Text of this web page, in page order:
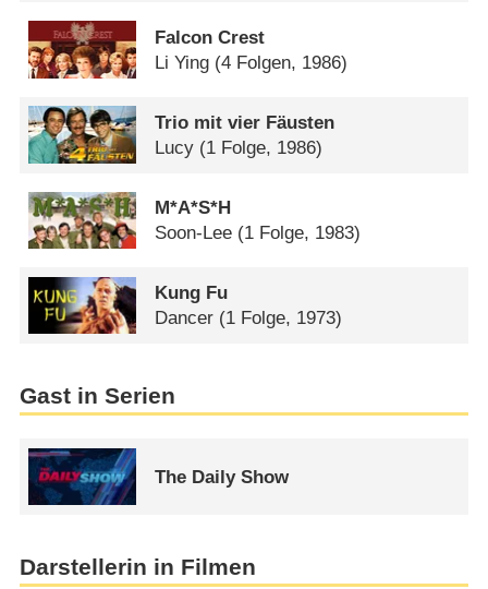
Falcon Crest
Li Ying (4 Folgen, 1986)
Trio mit vier Fäusten
Lucy (1 Folge, 1986)
M*A*S*H
Soon-Lee (1 Folge, 1983)
Kung Fu
Dancer (1 Folge, 1973)
Gast in Serien
The Daily Show
Darstellerin in Filmen